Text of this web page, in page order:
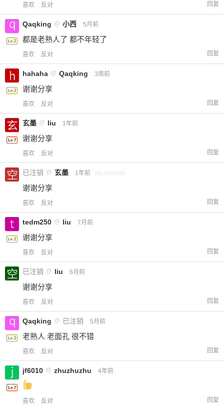
喜欢 反对 回复
Qaqking @ 小西 5月前
都是老熟人了 都不年轻了
喜欢 反对 回复
hahaha @ Qaqking 3周前
谢谢分享
喜欢 反对 回复
玄墨 @ liu 1年前
谢谢分享
喜欢 反对 回复
已注销 @ 玄墨 1年前 via Android
谢谢分享
喜欢 反对 回复
tedm250 @ liu 7月前
谢谢分享
喜欢 反对 回复
已注销 @ liu 6月前
谢谢分享
喜欢 反对 回复
Qaqking @ 已注销 5月前
老熟人 老面孔 很不错
喜欢 反对 回复
jf6010 @ zhuzhuzhu 4年前
喜欢 反对 回复